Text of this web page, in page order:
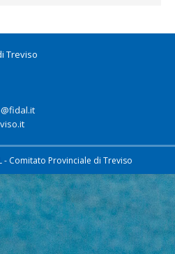
Treviso
- Comitato Provinciale di Treviso